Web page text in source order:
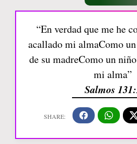
“En verdad que me he
acallado mi almaComo
de su madreComo un
mi alma”
Salmos